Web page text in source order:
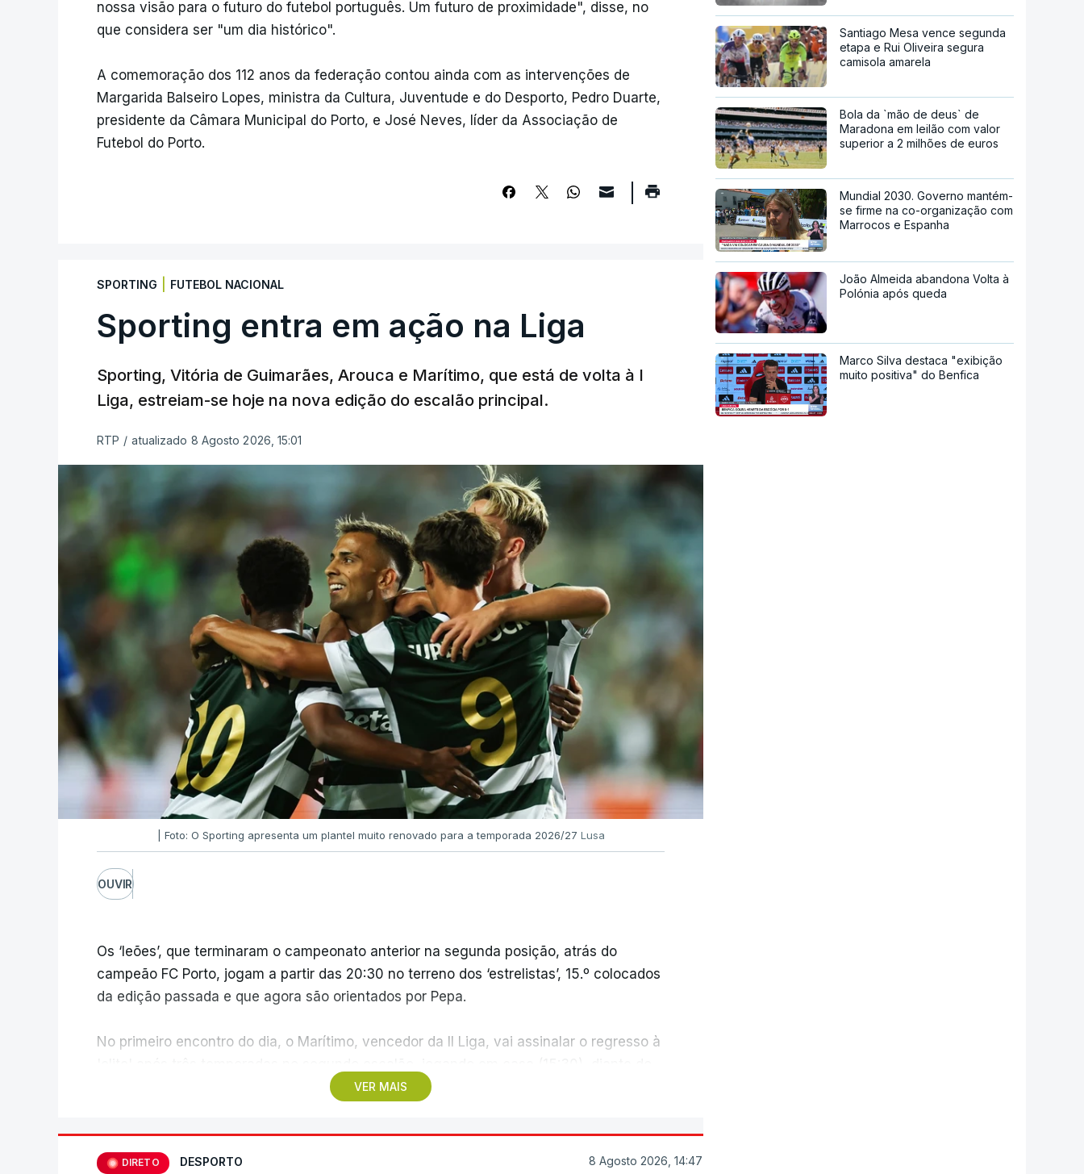
nossa visão para o futuro do futebol português. Um futuro de proximidade", disse, no
que considera ser "um dia histórico".
A comemoração dos 112 anos da federação contou ainda com as intervenções de
Margarida Balseiro Lopes, ministra da Cultura, Juventude e do Desporto, Pedro Duarte,
presidente da Câmara Municipal do Porto, e José Neves, líder da Associação de
Futebol do Porto.
SPORTING FUTEBOL NACIONAL
Sporting entra em ação na Liga
Sporting, Vitória de Guimarães, Arouca e Marítimo, que está de volta à I
Liga, estreiam-se hoje na nova edição do escalão principal.
RTP / atualizado 8 Agosto 2026, 15:01
| Foto: O Sporting apresenta um plantel muito renovado para a temporada 2026/27 Lusa
OUVIR
VER MAIS
Os ‘leões’, que terminaram o campeonato anterior na segunda posição, atrás do
campeão FC Porto, jogam a partir das 20:30 no terreno dos ‘estrelistas’, 15.º colocados
da edição passada e que agora são orientados por Pepa.
No primeiro encontro do dia, o Marítimo, vencedor da II Liga, vai assinalar o regresso à
Casa Pia, formação que apenas garantiu a manutenção no play-off.
Pelo meio dos jogos na Reboleira e na Madeira, o estádio do Vitória de Guimarães será
o palco do duelo entre minhotos e o Arouca (18:00), dois conjuntos que concluíram
DIRETO DESPORTO 8 Agosto 2026, 14:47
Santiago Mesa vence segunda
etapa e Rui Oliveira segura
camisola amarela
Bola da `mão de deus` de
Maradona em leilão com valor
superior a 2 milhões de euros
Mundial 2030. Governo mantém-
se firme na co-organização com
Marrocos e Espanha
João Almeida abandona Volta à
Polónia após queda
Marco Silva destaca "exibição
muito positiva" do Benfica